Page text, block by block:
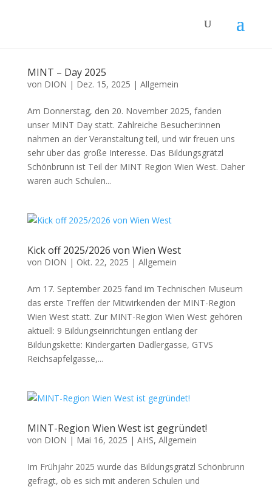
MINT – Day 2025
von DION | Dez. 15, 2025 | Allgemein
Am Donnerstag, den 20. November 2025, fanden
unser MINT Day statt. Zahlreiche Besucher:innen
nahmen an der Veranstaltung teil, und wir freuen uns
sehr über das große Interesse. Das Bildungsgrätzl
Schönbrunn ist Teil der MINT Region Wien West. Daher
waren auch Schulen...
Kick off 2025/2026 von Wien West
von DION | Okt. 22, 2025 | Allgemein
Am 17. September 2025 fand im Technischen Museum
das erste Treffen der Mitwirkenden der MINT-Region
Wien West statt. Zur MINT-Region Wien West gehören
aktuell: 9 Bildungseinrichtungen entlang der
Bildungskette: Kindergarten Dadlergasse, GTVS
Reichsapfelgasse,...
MINT-Region Wien West ist gegründet!
von DION | Mai 16, 2025 | AHS, Allgemein
Im Frühjahr 2025 wurde das Bildungsgrätzl Schönbrunn
gefragt, ob es sich mit anderen Schulen und